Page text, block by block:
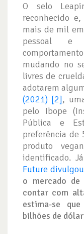
O selo
reconhecido
mais de mil
pessoal e
mudando no
livres de
adotarem
(2021) [2],
pelo Ibope
Pública e
preferência de
produto
identificado.
Future
o mercado de
contar com
estima-se
bilhões de